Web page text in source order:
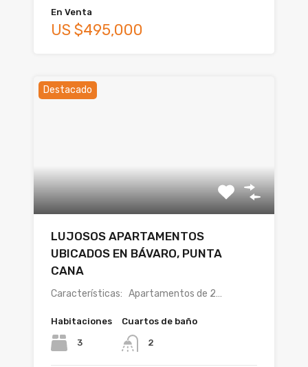
En Venta
US $495,000
Destacado
LUJOSOS APARTAMENTOS
UBICADOS EN BÁVARO, PUNTA
CANA
Características: Apartamentos de 2…
Habitaciones
3
Cuartos de baño
2